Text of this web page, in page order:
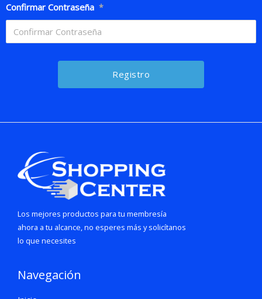
Confirmar Contraseña *
Los mejores productos para tu membresía
ahora a tu alcance, no esperes más y solicítanos
lo que necesites
Navegación